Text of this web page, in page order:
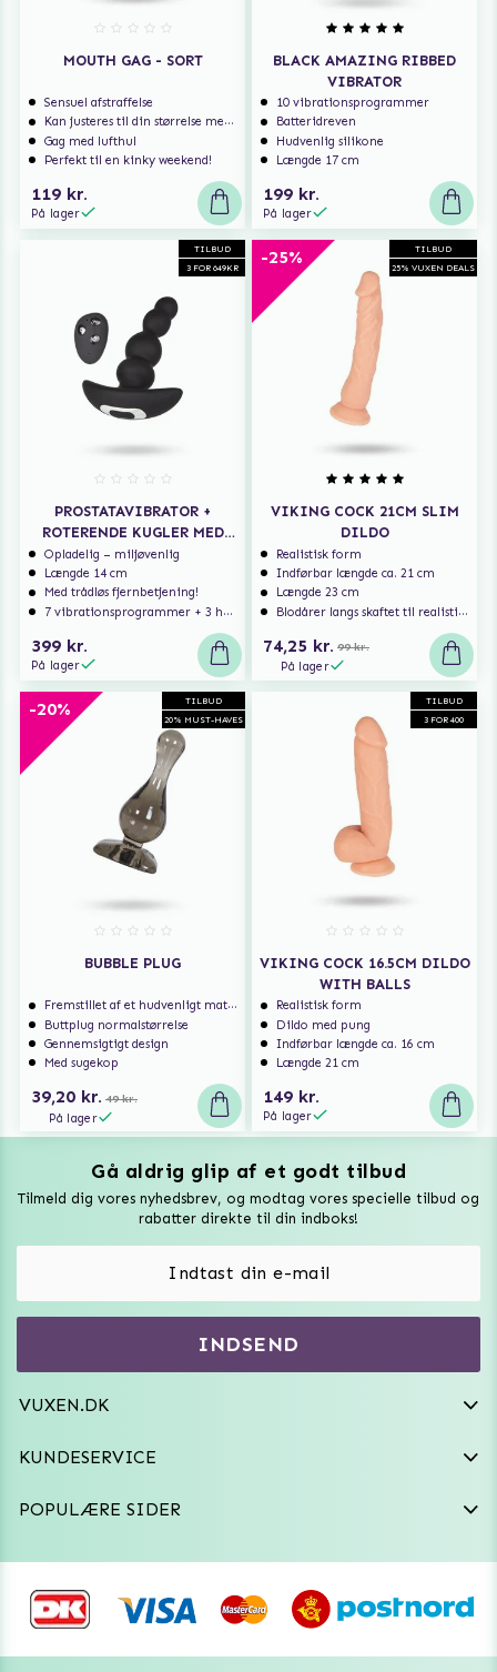
MOUTH GAG - SORT
Sensuel afstraffelse
Kan justeres til din størrelse med spænderne
Gag med lufthul
Perfekt til en kinky weekend!
119 kr.
På lager
BLACK AMAZING RIBBED
VIBRATOR
10 vibrationsprogrammer
Batteridreven
Hudvenlig silikone
Længde 17 cm
199 kr.
På lager
TILBUD
3 FOR 649KR
PROSTATAVIBRATOR +
ROTERENDE KUGLER MED
TRÅDLØS FJERNBETJENING
Opladelig – miljøvenlig
Længde 14 cm
Med trådløs fjernbetjening!
7 vibrationsprogrammer + 3 hastigheder
399 kr.
På lager
TILBUD
25% VUXEN DEALS
-25%
VIKING COCK 21CM SLIM
DILDO
Realistisk form
Indførbar længde ca. 21 cm
Længde 23 cm
Blodårer langs skaftet til realistisk nydelse
74,25 kr. 99 kr.
På lager
TILBUD
20% MUST-HAVES
-20%
BUBBLE PLUG
Fremstillet af et hudvenligt materiale
Buttplug normalstørrelse
Gennemsigtigt design
Med sugekop
39,20 kr. 49 kr.
På lager
TILBUD
3 FOR 400
VIKING COCK 16.5CM DILDO
WITH BALLS
Realistisk form
Dildo med pung
Indførbar længde ca. 16 cm
Længde 21 cm
149 kr.
På lager
Gå aldrig glip af et godt tilbud
Tilmeld dig vores nyhedsbrev, og modtag vores specielle tilbud og
rabatter direkte til din indboks!
INDSEND
VUXEN.DK
VAT: SE556744520901
kundeservice@vuxen.dk
KUNDESERVICE
Fortryd aftale
POPULÆRE SIDER
Vuxen Magazine
Vibratorer
Frækt undertøj